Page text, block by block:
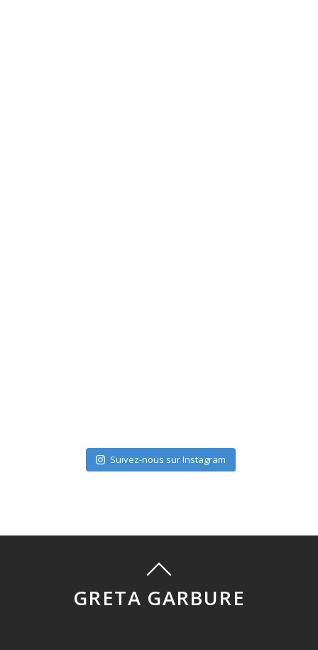
Suivez-nous sur Instagram
GRETA GARBURE